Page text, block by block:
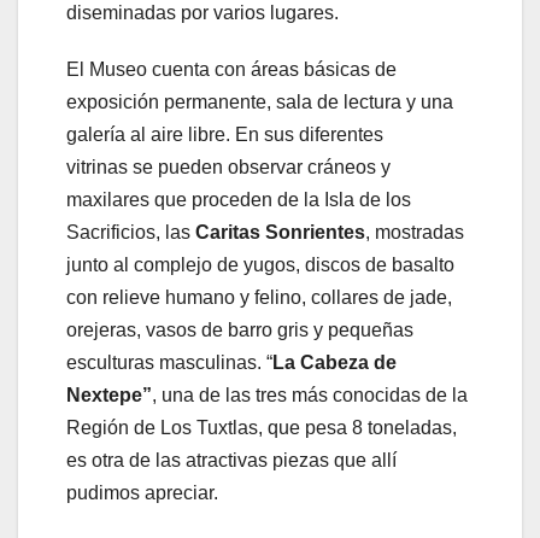
diseminadas por varios lugares.
El Museo cuenta con áreas básicas de
exposición permanente, sala de lectura y una
galería al aire libre. En sus diferentes
vitrinas se pueden observar cráneos y
maxilares que proceden de la Isla de los
Sacrificios, las Caritas Sonrientes, mostradas
junto al complejo de yugos, discos de basalto
con relieve humano y felino, collares de jade,
orejeras, vasos de barro gris y pequeñas
esculturas masculinas. “La Cabeza de
Nextepe”, una de las tres más conocidas de la
Región de Los Tuxtlas, que pesa 8 toneladas,
es otra de las atractivas piezas que allí
pudimos apreciar.